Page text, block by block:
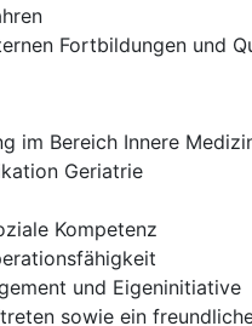
Fortbildungen und
im Bereich Innere
Geriatrie
Kompetenz
und Eigeninitiative
sowie ein